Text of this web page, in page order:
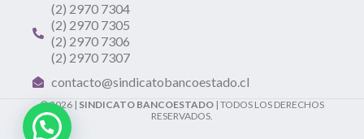
(2) 2970 7304
(2) 2970 7305
(2) 2970 7306
(2) 2970 7307
contacto@sindicatobancoestado.cl
© 2026 | SINDICATO BANCOESTADO | TODOS LOS DERECHOS
RESERVADOS.